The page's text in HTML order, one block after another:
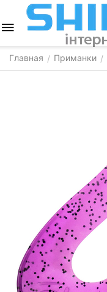
Главная / Приманки /